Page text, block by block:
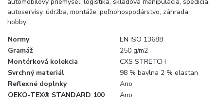
autoservisy, údržba, montáže, poľnohospodárstvo, záhrada,
hobby.
Normy
EN ISO 13688
Gramáž
250 g/m2
Montérková kolekcia
CXS STRETCH
Svrchný materiál
98 % bavlna 2 % elastan
Reflexné doplnky
Ano
OEKO-TEX® STANDARD 100
Ano